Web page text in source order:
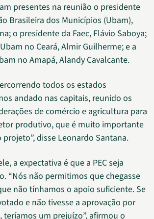
presentes na reunião o presidente
Brasileira dos Municípios (Ubam),
o presidente da Faec, Flávio Saboya;
no Ceará, Almir Guilherme; e a
no Amapá, Alandy Cavalcante.
todos os estados
andado nas capitais, reunido os
de comércio e agricultura para
produtivo, que é muito importante
disse Leonardo Santana.
a expectativa é que a PEC seja
“Nós não permitimos que chegasse
não tínhamos o apoio suficiente. Se
e não tivesse a aprovação por
um prejuízo”, afirmou o